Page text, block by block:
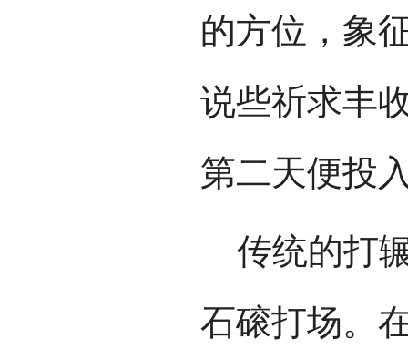
的方位，象
说些祈求丰
第二天便投
传统的打
石磙打场。